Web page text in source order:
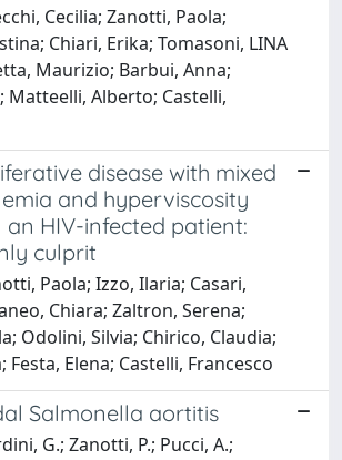
Cecilia; Zanotti, Paola;
Chiari, Erika; Tomasoni, LINA
Maurizio; Barbui, Anna;
Matteelli, Alberto; Castelli,
disease with mixed
and hyperviscosity
HIV-infected patient:
culprit
Paola; Izzo, Ilaria; Casari,
Chiara; Zaltron, Serena;
Odolini, Silvia; Chirico, Claudia;
Festa, Elena; Castelli, Francesco
Salmonella aortitis
G.; Zanotti, P.; Pucci, A.;